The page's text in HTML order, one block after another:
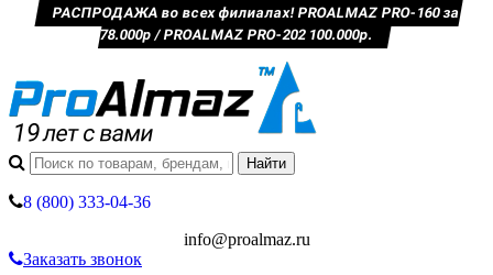
РАСПРОДАЖА во всех филиалах! PROALMAZ PRO-160 за
78.000р / PROALMAZ PRO-202 100.000р.
8 (800) 333-04-36
info@proalmaz.ru
Заказать звонок